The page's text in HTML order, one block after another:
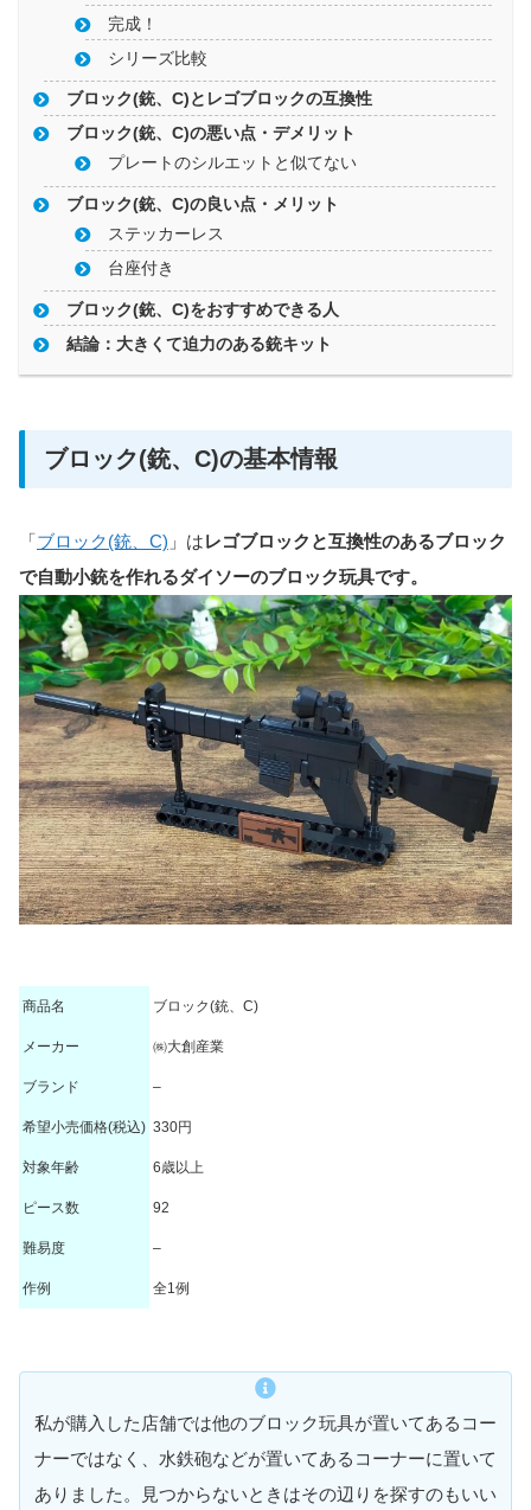
完成！
シリーズ比較
ブロック(銃、C)とレゴブロックの互換性
ブロック(銃、C)の悪い点・デメリット
プレートのシルエットと似てない
ブロック(銃、C)の良い点・メリット
ステッカーレス
台座付き
ブロック(銃、C)をおすすめできる人
結論：大きくて迫力のある銃キット
ブロック(銃、C)の基本情報
「 ブロック(銃、C) 」はレゴブロックと互換性のあるブロック
で自動小銃を作れるダイソーのブロック玩具です。
商品名 ブロック(銃、C)
メーカー ㈱大創産業
ブランド –
希望小売価格(税込) 330円
対象年齢 6歳以上
ピース数 92
難易度 –
作例 全1例
私が購入した店舗では他のブロック玩具が置いてあるコー
ナーではなく、水鉄砲などが置いてあるコーナーに置いて
ありました。見つからないときはその辺りを探すのもいい